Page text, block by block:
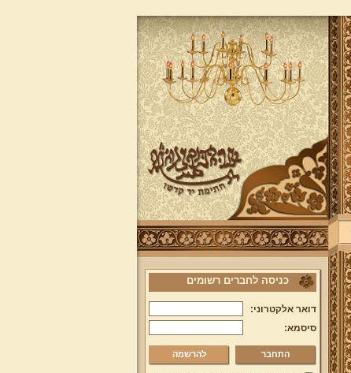
כניסה לחברים רשומים
דואר אלקטרוני:
סיסמא:
להרשמה